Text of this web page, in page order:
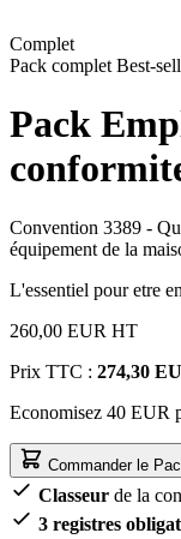
Complet
Pack complet Best-
Pack
Convention 3389 -
équipement de la
L'essentiel pour etre
260,00 EUR HT
Prix TTC : 274,30
Economisez 40 EUR
Commander le
Classeur de la
3 registres